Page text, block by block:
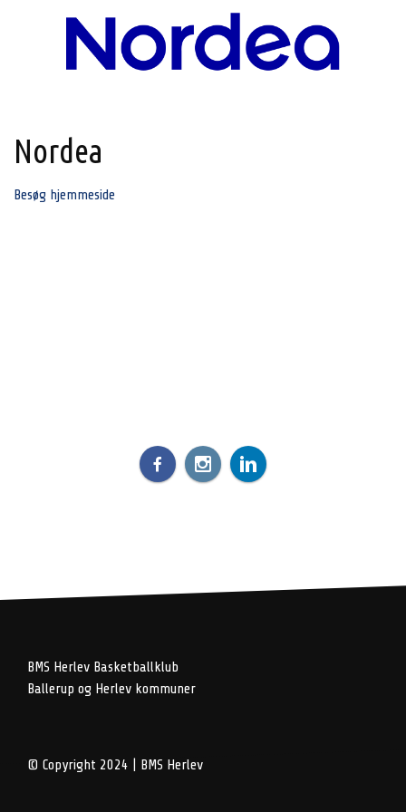
Nordea
Besøg hjemmeside
BMS Herlev Basketballklub
Ballerup og Herlev kommuner
© Copyright 2024 | BMS Herlev